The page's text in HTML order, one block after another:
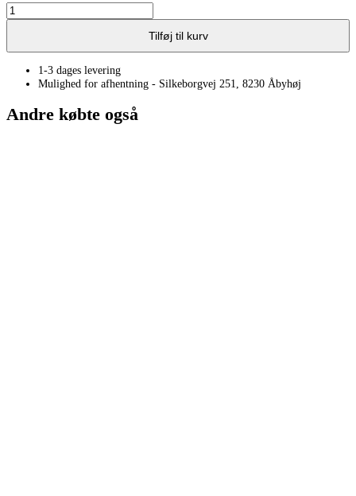
Blæser
antal
Tilføj til kurv
1-3 dages levering
Mulighed for afhentning - Silkeborgvej 251, 8230 Åbyhøj
Andre købte også